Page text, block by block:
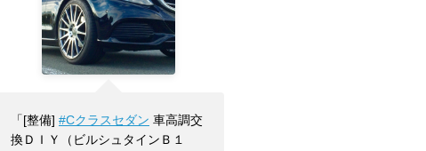
「[整備] #Cクラスセダン 車高調交
換ＤＩＹ（ビルシュタインＢ１